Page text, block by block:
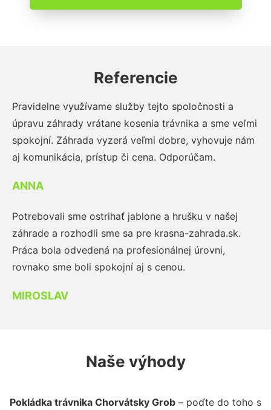
Referencie
Pravidelne využívame služby tejto spoločnosti a
úpravu záhrady vrátane kosenia trávnika a sme veľmi
spokojní. Záhrada vyzerá veľmi dobre, vyhovuje nám
aj komunikácia, prístup či cena. Odporúčam.
ANNA
Potrebovali sme ostrihať jablone a hrušku v našej
záhrade a rozhodli sme sa pre krasna-zahrada.sk.
Práca bola odvedená na profesionálnej úrovni,
rovnako sme boli spokojní aj s cenou.
MIROSLAV
Naše výhody
Pokládka trávnika Chorvátsky Grob – poďte do toho s